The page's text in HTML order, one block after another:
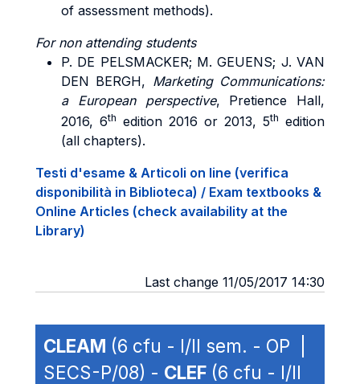
of assessment methods).
For non attending students
P. DE PELSMACKER; M. GEUENS; J. VAN
DEN BERGH, Marketing Communications:
a European perspective, Pretience Hall,
2016, 6th edition 2016 or 2013, 5th edition
(all chapters).
Testi d'esame & Articoli on line (verifica
disponibilità in Biblioteca) / Exam textbooks &
Online Articles (check availability at the
Library)
Last change 11/05/2017 14:30
CLEAM (6 cfu - I/II sem. - OP |
SECS-P/08) - CLEF (6 cfu - I/II